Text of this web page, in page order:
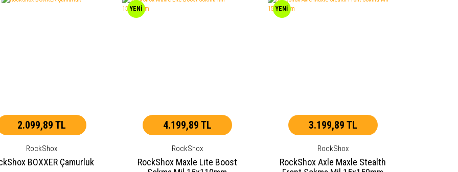
2.099,89 TL
RockShox
BOXXER Çamurluk
YENİ
4.199,89 TL
RockShox
RockShox Maxle Lite Boost
YENİ
3.199,89 TL
RockShox
RockShox Axle Maxle Stealth